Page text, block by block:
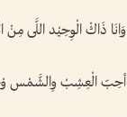
وَانَا ذَاكْ الْوِحِيْد اللَّى
أحِبّ الْعِشِبْ وِالشَّمْس